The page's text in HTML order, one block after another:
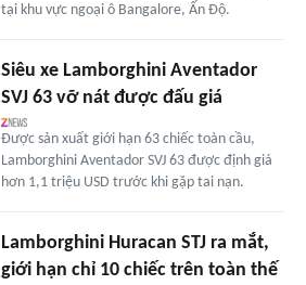
tại khu vực ngoại ô Bangalore, Ấn Độ.
Siêu xe Lamborghini Aventador
SVJ 63 vỡ nát được đấu giá
Được sản xuất giới hạn 63 chiếc toàn cầu,
Lamborghini Aventador SVJ 63 được định giá
hơn 1,1 triệu USD trước khi gặp tai nạn.
Lamborghini Huracan STJ ra mắt,
giới hạn chỉ 10 chiếc trên toàn thế